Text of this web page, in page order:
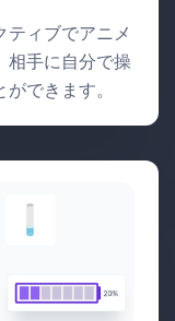
ティブでアニメ
相手に自分で操
できます。